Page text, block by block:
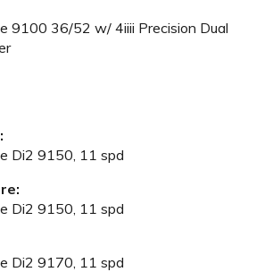
9100 36/52 w/ 4iiii Precision Dual
Di2 9150, 11 spd
Di2 9150, 11 spd
Di2 9170, 11 spd